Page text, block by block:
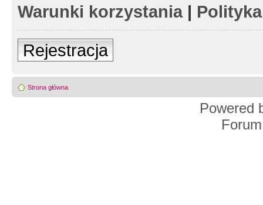
Warunki korzystania|
Rejestracja
Strona główna
Powered